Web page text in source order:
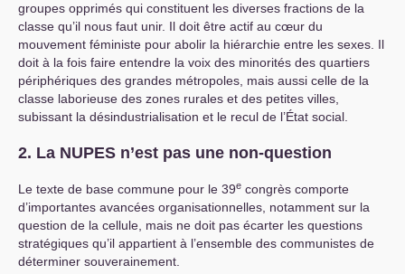
groupes opprimés qui constituent les diverses fractions de la
classe qu’il nous faut unir. Il doit être actif au cœur du
mouvement féministe pour abolir la hiérarchie entre les sexes. Il
doit à la fois faire entendre la voix des minorités des quartiers
périphériques des grandes métropoles, mais aussi celle de la
classe laborieuse des zones rurales et des petites villes,
subissant la désindustrialisation et le recul de l’État social.
2. La NUPES n’est pas une non-question
Le texte de base commune pour le 39e congrès comporte
d’importantes avancées organisationnelles, notamment sur la
question de la cellule, mais ne doit pas écarter les questions
stratégiques qu’il appartient à l’ensemble des communistes de
déterminer souverainement.